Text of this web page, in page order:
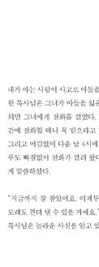
릇에 한강물을
도움을 주는 것
마음을 쓰다듬
예의를 지키자
두 다른 개념을
것에서 사소하지